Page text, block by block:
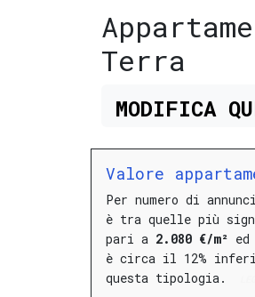
Terra
MODIFICA
Valore
Per numero di
è tra quelle più
pari a 2.080 €/m²
è circa il 12%
questa tipologia.